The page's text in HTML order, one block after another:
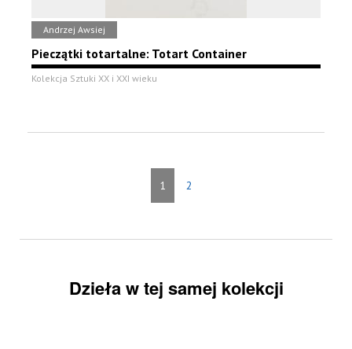
Andrzej Awsiej
Pieczątki totartalne: Totart Container
Kolekcja Sztuki XX i XXI wieku
1 2
Dzieła w tej samej kolekcji